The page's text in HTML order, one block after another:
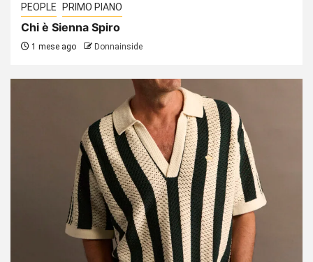
PEOPLE PRIMO PIANO
Chi è Sienna Spiro
1 mese ago Donnainside